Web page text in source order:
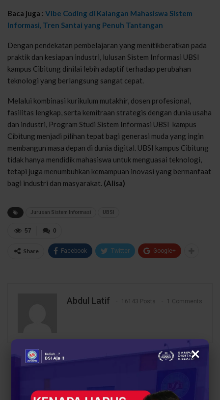
Baca juga : Vibe Coding di Kalangan Mahasiswa Sistem
Informasi, Tren Santai yang Penuh Tantangan
Dengan pendekatan pembelajaran yang menitikberatkan pada
praktik dan kesiapan industri, lulusan Sistem Informasi UBSI
kampus Cibitung dinilai lebih adaptif terhadap perubahan
teknologi yang berlangsung sangat cepat.
Melalui kombinasi kurikulum mutakhir, dosen profesional,
fasilitas lengkap, serta kemitraan strategis dengan dunia usaha
dan industri, Program Studi Sistem Informasi UBSI kampus
Cibitung menjadi pilihan tepat bagi generasi muda yang ingin
membangun masa depan di dunia digital. UBSI kampus Cibitung
tidak hanya mendidik mahasiswa untuk menguasai teknologi,
tetapi juga menumbuhkan kemampuan inovasi yang bermanfaat
bagi industri dan masyarakat. (Alisa)
Jurusan Sistem Informasi UBSI
0
57
Share Facebook Twitter Google+
Abdul Latif 16143 Posts 1 Comments
PREV POST
Pusat Penghasil Tenaga
NEXT POST
Calon Leader dan
×